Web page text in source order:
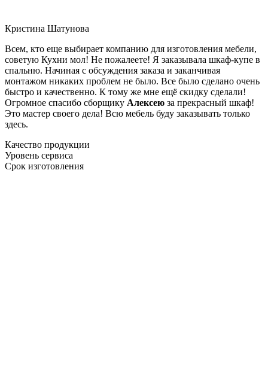
Кристина Шатунова
Всем, кто еще выбирает компанию для изготовления мебели,
советую Кухни мол! Не пожалеете! Я заказывала шкаф-купе в
спальню. Начиная с обсуждения заказа и заканчивая
монтажом никаких проблем не было. Все было сделано очень
быстро и качественно. К тому же мне ещё скидку сделали!
Огромное спасибо сборщику Алексею за прекрасный шкаф!
Это мастер своего дела! Всю мебель буду заказывать только
здесь.
Качество продукции
Уровень сервиса
Срок изготовления